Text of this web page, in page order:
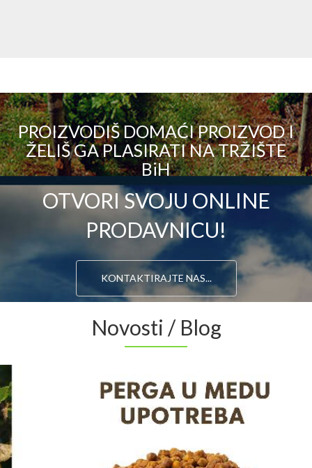
PROIZVODIŠ DOMAĆI PROIZVOD I
ŽELIŠ GA PLASIRATI NA TRŽIŠTE
BiH
OTVORI SVOJU ONLINE
PRODAVNICU!
KONTAKTIRAJTE NAS...
Novosti / Blog